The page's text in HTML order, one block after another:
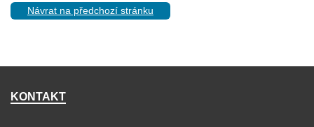
Návrat na předchozí stránku
KONTAKT